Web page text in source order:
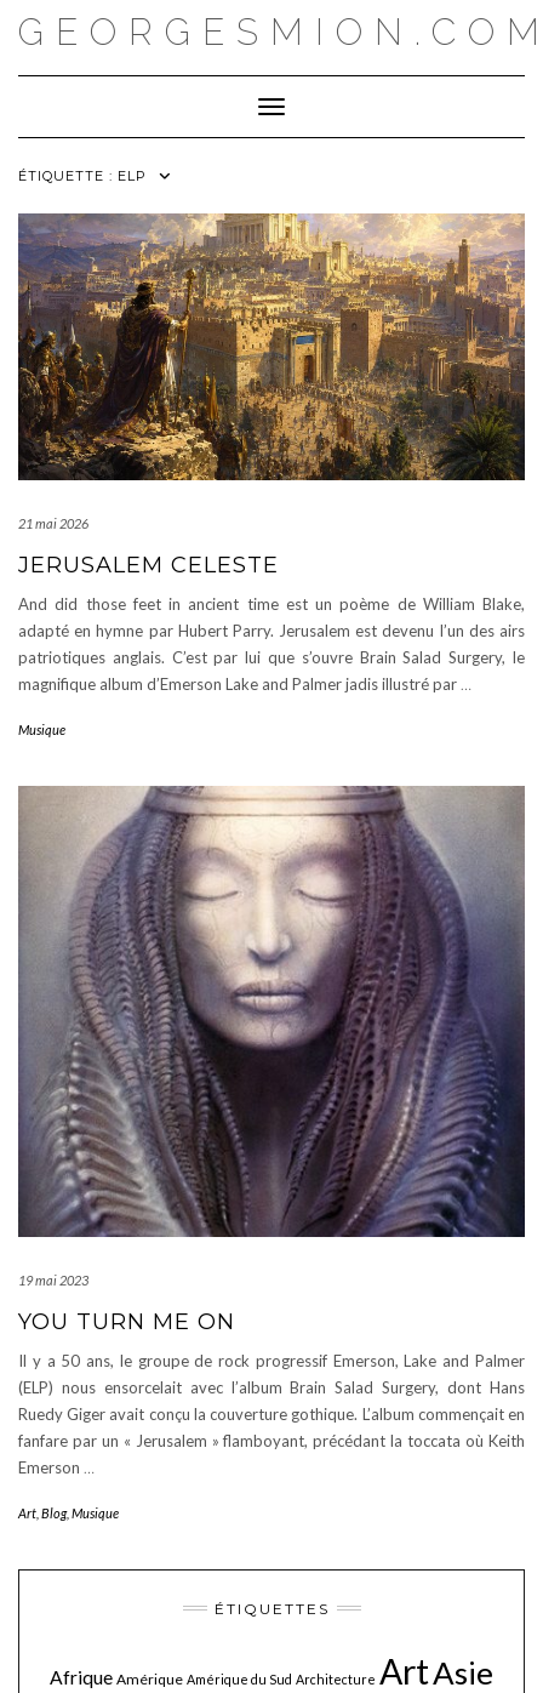
Toggle Navigation
ÉTIQUETTE : ELP
21 mai 2026
JERUSALEM CELESTE
And did those feet in ancient time est un poème de William Blake,
adapté en hymne par Hubert Parry. Jerusalem est devenu l’un des airs
patriotiques anglais. C’est par lui que s’ouvre Brain Salad Surgery, le
magnifique album d’Emerson Lake and Palmer jadis illustré par …
Musique
19 mai 2023
YOU TURN ME ON
Il y a 50 ans, le groupe de rock progressif Emerson, Lake and Palmer
(ELP) nous ensorcelait avec l’album Brain Salad Surgery, dont Hans
Ruedy Giger avait conçu la couverture gothique. L’album commençait en
fanfare par un « Jerusalem » flamboyant, précédant la toccata où Keith
Emerson …
Art Blog, Musique
ÉTIQUETTES
Afrique Amérique Amérique du Sud Architecture ArtAsie